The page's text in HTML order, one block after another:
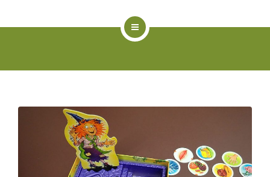
KUNSTTHERAPIE
ÜBER MICH